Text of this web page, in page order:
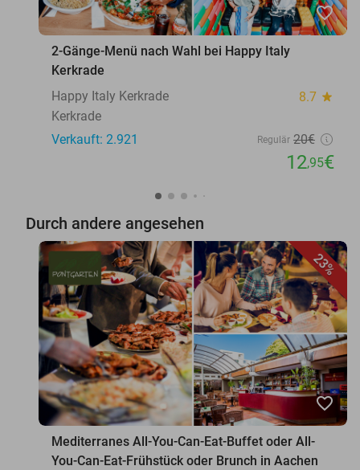
favorite_border
2-Gänge-Menü nach Wahl bei Happy Italy
Kerkrade
Happy Italy Kerkrade
8.7 star
Kerkrade
Verkauft: 2.921
Regulär 20€
12,95€
Durch andere angesehen
23%
favorite_border
Mediterranes All-You-Can-Eat-Buffet oder All-
You-Can-Eat-Frühstück oder Brunch in Aachen